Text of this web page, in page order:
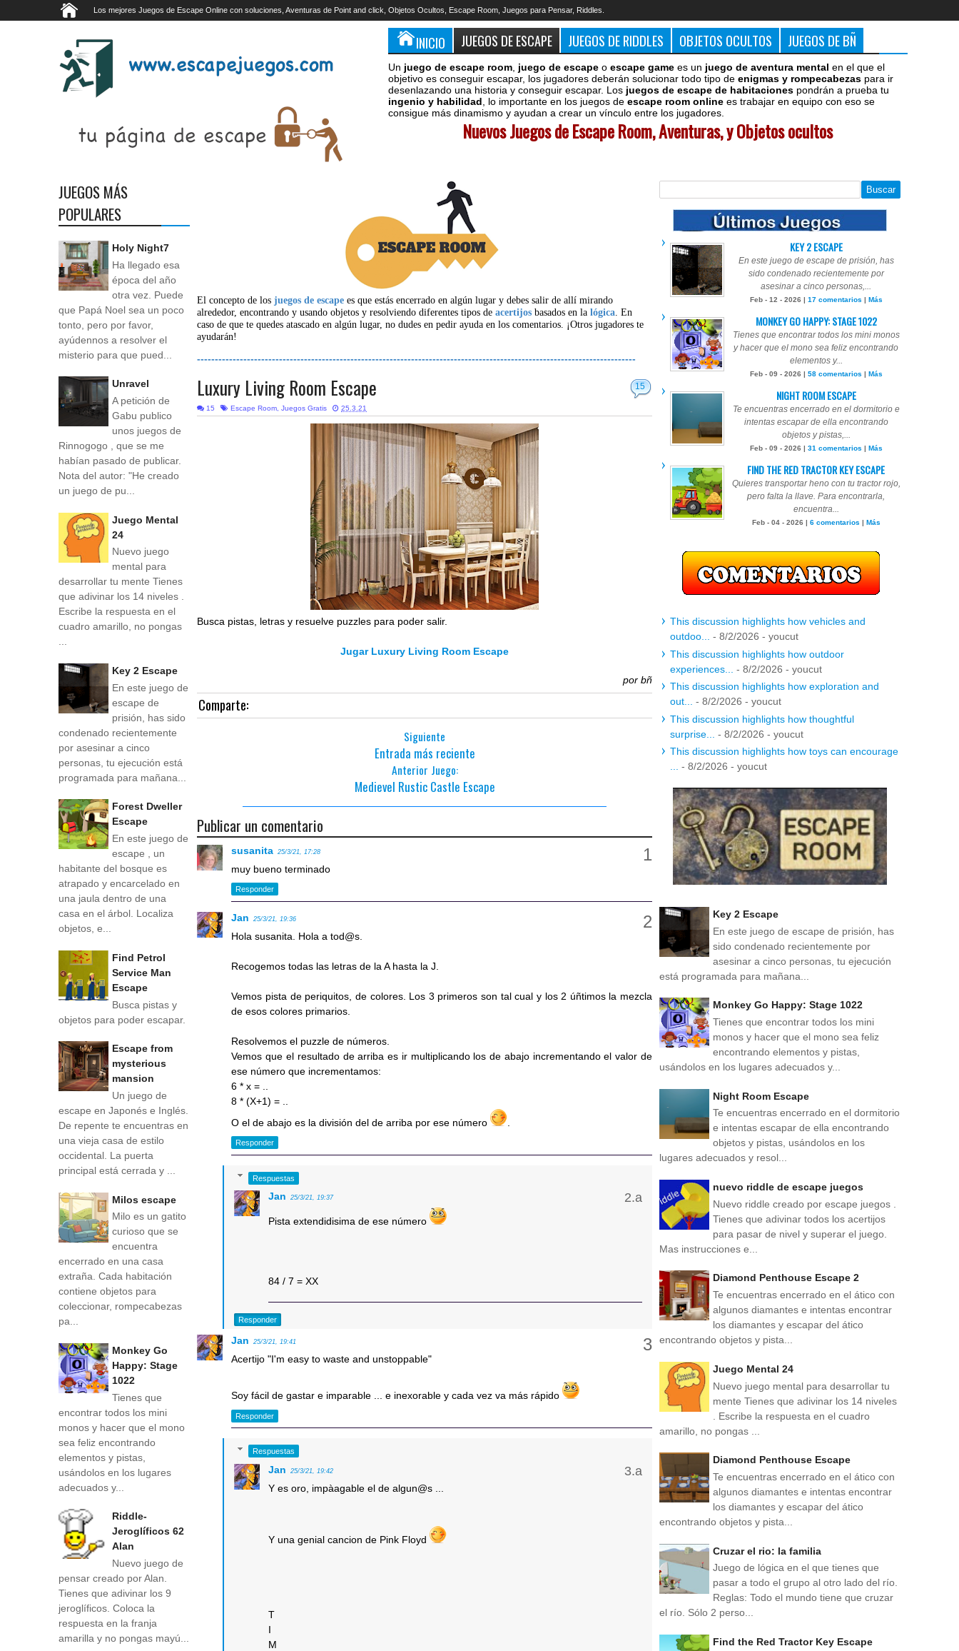
Los mejores Juegos de Escape Online con soluciones, Aventuras de Point and click, Objetos Ocultos, Escape Room, Juegos para Pensar, Riddles.
INICIO JUEGOS DE ESCAPE JUEGOS DE RIDDLES OBJETOS OCULTOS JUEGOS DE BÑ
Un juego de escape room juego de escape o escape game es un juego de aventura mental en el que el
objetivo es conseguir escapar, los jugadores deberán solucionar todo tipo de enigmas y rompecabezas para ir
desenlazando una historia y conseguir escapar. Los juegos de escape de habitaciones pondrán a prueba tu
ingenio y habilidad , lo importante en los juegos de escape room online es trabajar en equipo con eso se
consigue más dinamismo y ayudan a crear un vínculo entre los jugadores.
Nuevos Juegos de Escape Room, Aventuras, y Objetos ocultos
El concepto de losjuegos de escape es que estás encerrado en algún lugar y debes salir de allí mirando
alrededor, encontrando y usando objetos y resolviendo diferentes tipos deacertijos basados en lalógica. En
caso de que te quedes atascado en algún lugar, no dudes en pedir ayuda en los comentarios. ¡Otros jugadores te
ayudarán!
---------------------------------------------------------------------------------------------------------------------------
15
Luxury Living Room Escape
15 Escape Room Juegos Gratis 25.3.21
Busca pistas, letras y resuelve puzzles para poder salir.
Jugar Luxury Living Room Escape
por bñ
Comparte:
Siguiente
Entrada más reciente
Anterior Juego:
Medievel Rustic Castle Escape
Publicar un comentario
susanita 25/3/21, 17:28
muy bueno terminado
Responder
Jan 25/3/21, 19:36
Hola susanita. Hola a tod@s.
Recogemos todas las letras de la A hasta la J.
Vemos pista de periquitos, de colores. Los 3 primeros son tal cual y los 2 úñtimos la mezcla
de esos colores primarios.
Resolvemos el puzzle de números.
Vemos que el resultado de arriba es ir multiplicando los de abajo incrementando el valor de
ese número que incrementamos:
6 * x = ..
8 * (X+1) = ..
O el de abajo es la división del de arriba por ese número
Responder
Respuestas
Jan 25/3/21, 19:37
Pista extendidisima de ese número
84 / 7 = XX
Responder
Jan 25/3/21, 19:41
Acertijo "I'm easy to waste and unstoppable"
Soy fácil de gastar e imparable ... e inexorable y cada vez va más rápido
Responder
Respuestas
Jan 25/3/21, 19:42
Y es oro, impàagable el de algun@s ...
Y una genial cancion de Pink Floyd
T
I
M
JUEGOS MÁS
POPULARES
Holy Night7
Ha llegado esa
época del año
otra vez. Puede
que Papá Noel sea un poco
tonto, pero por favor,
ayúdennos a resolver el
misterio para que pued...
Unravel
A petición de
Gabu publico
unos juegos de
Rinnogogo , que se me
habían pasado de publicar.
Nota del autor: "He creado
un juego de pu...
Juego Mental
24
Nuevo juego
mental para
desarrollar tu mente Tienes
que adivinar los 14 niveles .
Escribe la respuesta en el
cuadro amarillo, no pongas
...
Key 2 Escape
En este juego de
escape de
prisión, has sido
condenado recientemente
por asesinar a cinco
personas, tu ejecución está
programada para mañana...
Forest Dweller
Escape
En este juego de
escape , un
habitante del bosque es
atrapado y encarcelado en
una jaula dentro de una
casa en el árbol. Localiza
objetos, e...
Find Petrol
Service Man
Escape
Busca pistas y
objetos para poder escapar.
Escape from
mysterious
mansion
Un juego de
escape en Japonés e Inglés.
De repente te encuentras en
una vieja casa de estilo
occidental. La puerta
principal está cerrada y ...
Milos escape
Milo es un gatito
curioso que se
encuentra
encerrado en una casa
extraña. Cada habitación
contiene objetos para
coleccionar, rompecabezas
pa...
Monkey Go
Happy: Stage
1022
Tienes que
encontrar todos los mini
monos y hacer que el mono
sea feliz encontrando
elementos y pistas,
usándolos en los lugares
adecuados y...
Riddle-
Jeroglíficos 62
Alan
Nuevo juego de
pensar creado por Alan.
Tienes que adivinar los 9
jeroglíficos. Coloca la
respuesta en la franja
amarilla y no pongas mayú...
KEY 2 ESCAPE
En este juego de escape de prisión, has
sido condenado recientemente por
asesinar a cinco personas,...
Feb - 12 - 2026 | 17 comentarios | Más
MONKEY GO HAPPY: STAGE 1022
Tienes que encontrar todos los mini monos
y hacer que el mono sea feliz encontrando
elementos y...
Feb - 09 - 2026 | 58 comentarios | Más
NIGHT ROOM ESCAPE
Te encuentras encerrado en el dormitorio e
intentas escapar de ella encontrando
objetos y pistas,...
Feb - 09 - 2026 | 31 comentarios | Más
FIND THE RED TRACTOR KEY ESCAPE
Quieres transportar heno con tu tractor rojo,
pero falta la llave. Para encontrarla,
encuentra...
Feb - 04 - 2026 | 6 comentarios | Más
This discussion highlights how vehicles and
outdoo...
- 8/2/2026 - youcut
This discussion highlights how outdoor
experiences...
- 8/2/2026 - youcut
This discussion highlights how exploration and
out...
- 8/2/2026 - youcut
This discussion highlights how thoughtful
surprise...
- 8/2/2026 - youcut
This discussion highlights how toys can encourage
- 8/2/2026 - youcut
Key 2 Escape
En este juego de escape de prisión, has
sido condenado recientemente por
asesinar a cinco personas, tu ejecución
está programada para mañana...
Monkey Go Happy: Stage 1022
Tienes que encontrar todos los mini
monos y hacer que el mono sea feliz
encontrando elementos y pistas,
usándolos en los lugares adecuados y...
Night Room Escape
Te encuentras encerrado en el dormitorio
e intentas escapar de ella encontrando
objetos y pistas, usándolos en los
lugares adecuados y resol...
nuevo riddle de escape juegos
Nuevo riddle creado por escape juegos .
Tienes que adivinar todos los acertijos
para pasar de nivel y superar el juego.
Mas instrucciones e...
Diamond Penthouse Escape 2
Te encuentras encerrado en el ático con
algunos diamantes e intentas encontrar
los diamantes y escapar del ático
encontrando objetos y pista...
Juego Mental 24
Nuevo juego mental para desarrollar tu
mente Tienes que adivinar los 14 niveles
. Escribe la respuesta en el cuadro
amarillo, no pongas ...
Diamond Penthouse Escape
Te encuentras encerrado en el ático con
algunos diamantes e intentas encontrar
los diamantes y escapar del ático
encontrando objetos y pista...
Cruzar el rio: la familia
Juego de lógica en el que tienes que
pasar a todo el grupo al otro lado del río.
Reglas: Todo el mundo tiene que cruzar
el río. Sólo 2 perso...
Find the Red Tractor Key Escape